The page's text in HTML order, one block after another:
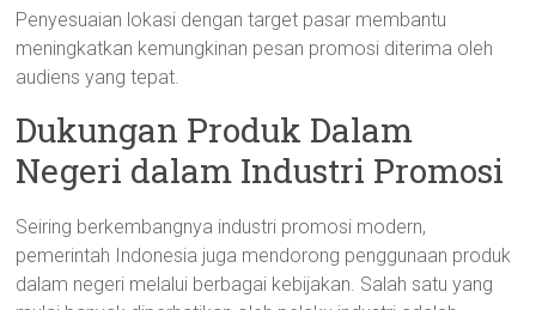
Penyesuaian lokasi dengan target pasar membantu
meningkatkan kemungkinan pesan promosi diterima oleh
audiens yang tepat.
Dukungan Produk Dalam
Negeri dalam Industri Promosi
Seiring berkembangnya industri promosi modern,
pemerintah Indonesia juga mendorong penggunaan produk
dalam negeri melalui berbagai kebijakan. Salah satu yang